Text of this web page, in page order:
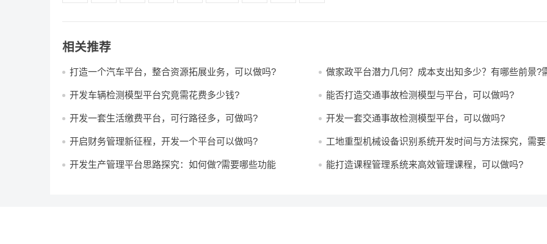
相关推荐
打造一个汽车平台，整合资源拓展业务，可以做吗?
做家政平台潜力几何？成本支出知多少？有哪些前景?
开发车辆检测模型平台究竟需花费多少钱?
能否打造交通事故检测模型与平台，可以做吗?
开发一套生活缴费平台，可行路径多，可做吗? 开发一套交通事故检测模型平台，可以做吗?
开启财务管理新征程，开发一个平台可以做吗?
工地重型机械设备识别系统开发时间与方法探究，需要
开发生产管理平台思路探究：如何做?需要哪些功能
能打造课程管理系统来高效管理课程，可以做吗?